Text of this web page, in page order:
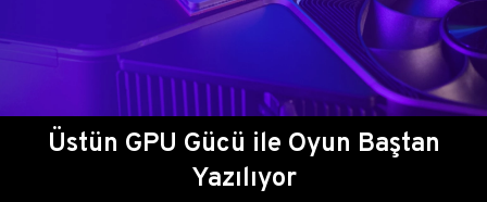
Üstün GPU Gücü ile Oyun Baştan
Yazılıyor